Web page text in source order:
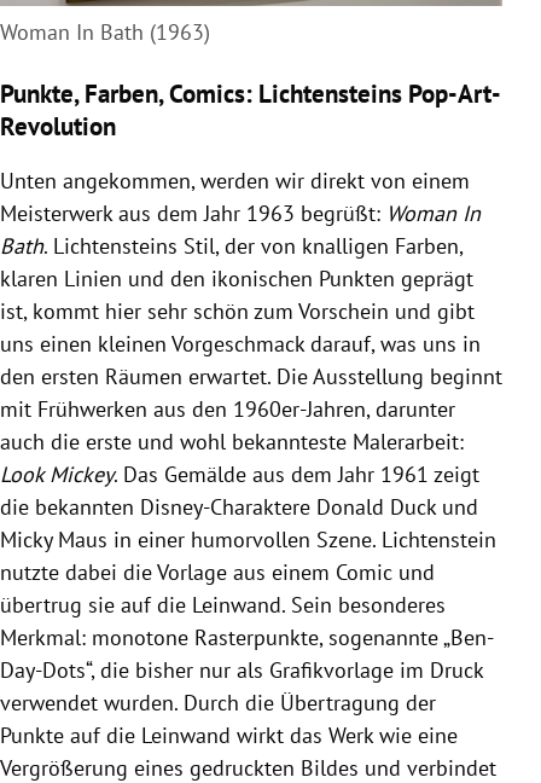
Woman In Bath (1963)
Punkte, Farben, Comics: Lichtensteins Pop-Art-
Revolution
Unten angekommen, werden wir direkt von einem
Meisterwerk aus dem Jahr 1963 begrüßt: Woman In
Bath. Lichtensteins Stil, der von knalligen Farben,
klaren Linien und den ikonischen Punkten geprägt
ist, kommt hier sehr schön zum Vorschein und gibt
uns einen kleinen Vorgeschmack darauf, was uns in
den ersten Räumen erwartet. Die Ausstellung beginnt
mit Frühwerken aus den 1960er-Jahren, darunter
auch die erste und wohl bekannteste Malerarbeit:
Look Mickey. Das Gemälde aus dem Jahr 1961 zeigt
die bekannten Disney-Charaktere Donald Duck und
Micky Maus in einer humorvollen Szene. Lichtenstein
nutzte dabei die Vorlage aus einem Comic und
übertrug sie auf die Leinwand. Sein besonderes
Merkmal: monotone Rasterpunkte, sogenannte „Ben-
Day-Dots“, die bisher nur als Grafikvorlage im Druck
verwendet wurden. Durch die Übertragung der
Punkte auf die Leinwand wirkt das Werk wie eine
Vergrößerung eines gedruckten Bildes und verbindet